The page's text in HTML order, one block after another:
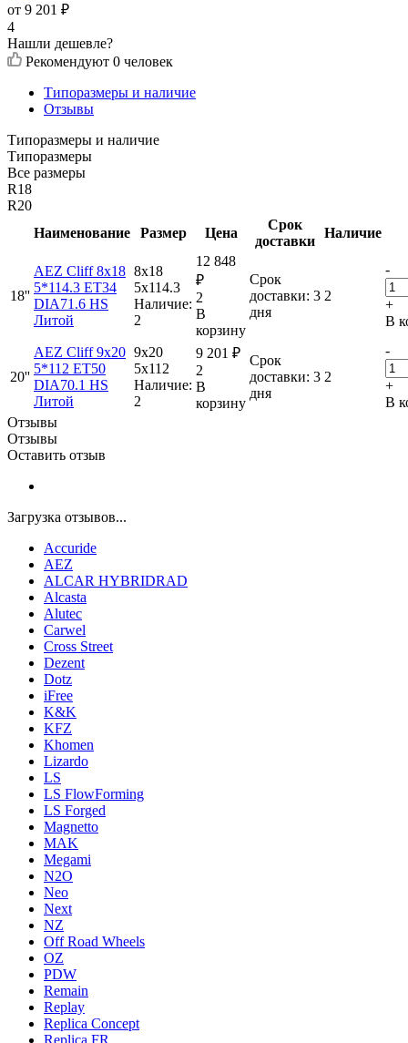
от 9 201 ₽
4
Нашли дешевле?
Рекомендуют 0 человек
Типоразмеры и наличие
Отзывы
Типоразмеры и наличие
Типоразмеры
Все размеры
R18
R20
Наименование
Размер Цена
Срок
доставки
Наличие
18''
AEZ Cliff 8x18
5*114.3 ET34
DIA71.6 HS
Литой
8x18
5x114.3
Наличие:
2
12 848
₽
2
В
корзину
Срок
доставки: 3
дня
2
-
+
В
20''
AEZ Cliff 9x20
5*112 ET50
DIA70.1 HS
Литой
9x20
5x112
Наличие:
2
9 201 ₽
2
В
корзину
Срок
доставки: 3
дня
2
-
+
В
Отзывы
Отзывы
Оставить отзыв
Загрузка отзывов...
Accuride
AEZ
ALCAR HYBRIDRAD
Alcasta
Alutec
Carwel
Cross Street
Dezent
Dotz
iFree
K&K
KFZ
Khomen
Lizardo
LS
LS FlowForming
LS Forged
Magnetto
MAK
Megami
N2O
Neo
Next
NZ
Off Road Wheels
OZ
PDW
Remain
Replay
Replica Concept
Replica FR